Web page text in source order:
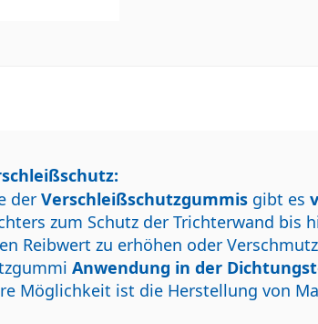
der Verschleißschutzgummis gibt es
zum Schutz der Trichterwand bis
Reibwert zu erhöhen oder
Anwendung in der
Möglichkeit ist die Herstellung von